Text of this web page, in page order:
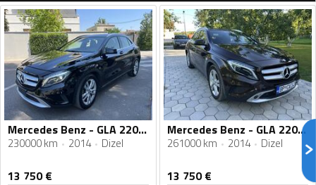
Mercedes Benz - GLA 220 - 2,2
230000 km 2014 Dizel
13 750€
Mercedes Benz - GLA 220 - 2.2
261000 km 2014 Dizel
13 750€